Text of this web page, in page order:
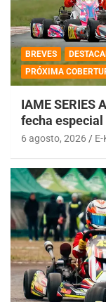
BREVES
PRÓXIMA
IAME SERIES
fecha
6 agosto, 2026